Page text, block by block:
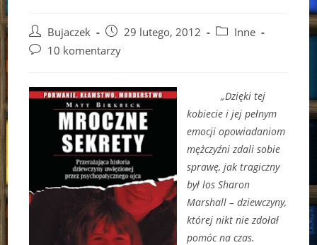
Post
author:
Bujaczek
Post
published:
29 lutego, 2012
PostInne
Post10 komentarzy
„Dzięki tej
kobiecie i jej pełnym
emocji opowiadaniom
mężczyźni zdali sobie
sprawę, jak tragiczny
był los Sharon
Marshall – dziewczyny,
której nikt nie zdołał
pomóc na czas.